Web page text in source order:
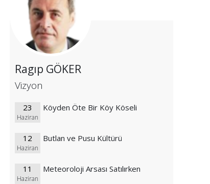
Ragıp GÖKER
Vizyon
23
Haziran
Köyden Öte Bir Köy Köseli
12
Haziran
Butlan ve Pusu Kültürü
11
Haziran
Meteoroloji Arsası Satılırken